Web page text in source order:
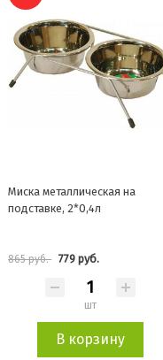
Миска керамическая для
мелких животных "Сыр", 0,25л
559 руб. 504 руб.
шт
В корзину